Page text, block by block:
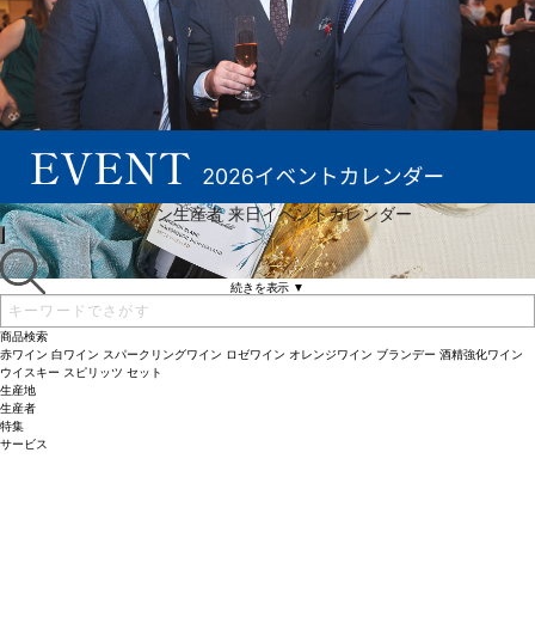
続きを表示 ▼
ワイン生産者 来日イベントカレンダー
商品検索
赤ワイン 白ワイン スパークリングワイン ロゼワイン オレンジワイン ブランデー 酒精強化ワイン
ウイスキー スピリッツ セット
生産地
生産者
特集
サービス